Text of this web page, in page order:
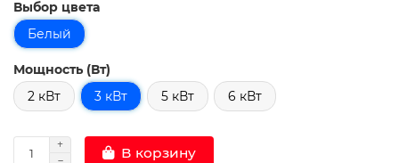
Выбор цвета
Белый
Мощность (Вт)
2 кВт
3 кВт 5 кВт 6 кВт
В корзину